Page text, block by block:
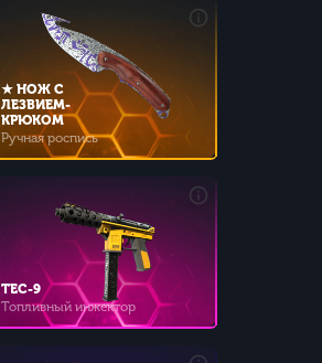
★ НОЖ С
ЛЕЗВИЕМ-
КРЮКОМ
Ручная роспись
TEC-9
Топливный инжектор